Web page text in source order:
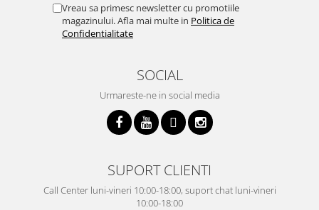
Vreau sa primesc newsletter cu promotiile
magazinului. Afla mai multe in Politica de
Confidentialitate
SOCIAL
Urmareste-ne in social media
SUPORT CLIENTI
Call Center luni-vineri 10:00-18:00, suport chat luni-vineri
10:00-18:00